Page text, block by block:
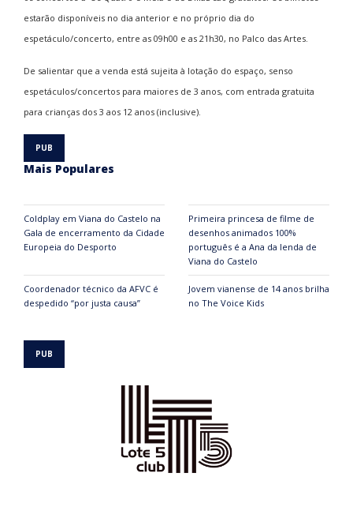
estarão disponíveis no dia anterior e no próprio dia do
espetáculo/concerto, entre as 09h00 e as 21h30, no Palco das Artes.
De salientar que a venda está sujeita à lotação do espaço, senso
espetáculos/concertos para maiores de 3 anos, com entrada gratuita
para crianças dos 3 aos 12 anos (inclusive).
Mais Populares
Coldplay em Viana do Castelo na
Gala de encerramento da Cidade
Europeia do Desporto
Primeira princesa de filme de
desenhos animados 100%
português é a Ana da lenda de
Viana do Castelo
Coordenador técnico da AFVC é
despedido “por justa causa”
Jovem vianense de 14 anos brilha
no The Voice Kids